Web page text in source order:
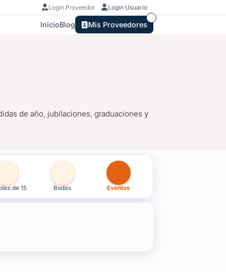
Login Proveedor Login Usuario
InicioBlog Mis Proveedores
de año, jubilaciones, graduaciones y
de 15 Bodas Eventos
en Salto
de año, jubilaciones, graduaciones y todo evento que